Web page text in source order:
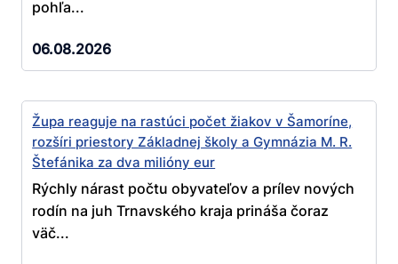
pohľa...
06.08.2026
Župa reaguje na rastúci počet žiakov v Šamoríne,
rozšíri priestory Základnej školy a Gymnázia M. R.
Štefánika za dva milióny eur
Rýchly nárast počtu obyvateľov a prílev nových
rodín na juh Trnavského kraja prináša čoraz
väč...